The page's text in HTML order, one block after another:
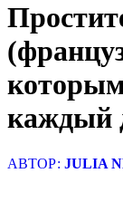
каждый
АВТОР: JULIA